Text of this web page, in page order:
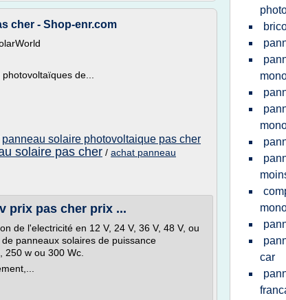
cher - Shop-enr.com
de...
panneau solaire photovoltaique pas cher
solaire pas cher / achat panneau
prix pas cher prix ...
de l'electricité en 12 V, 24 V, 36 V, 48 V, ou
panneaux solaires de puissance
250 w ou 300 Wc.
car